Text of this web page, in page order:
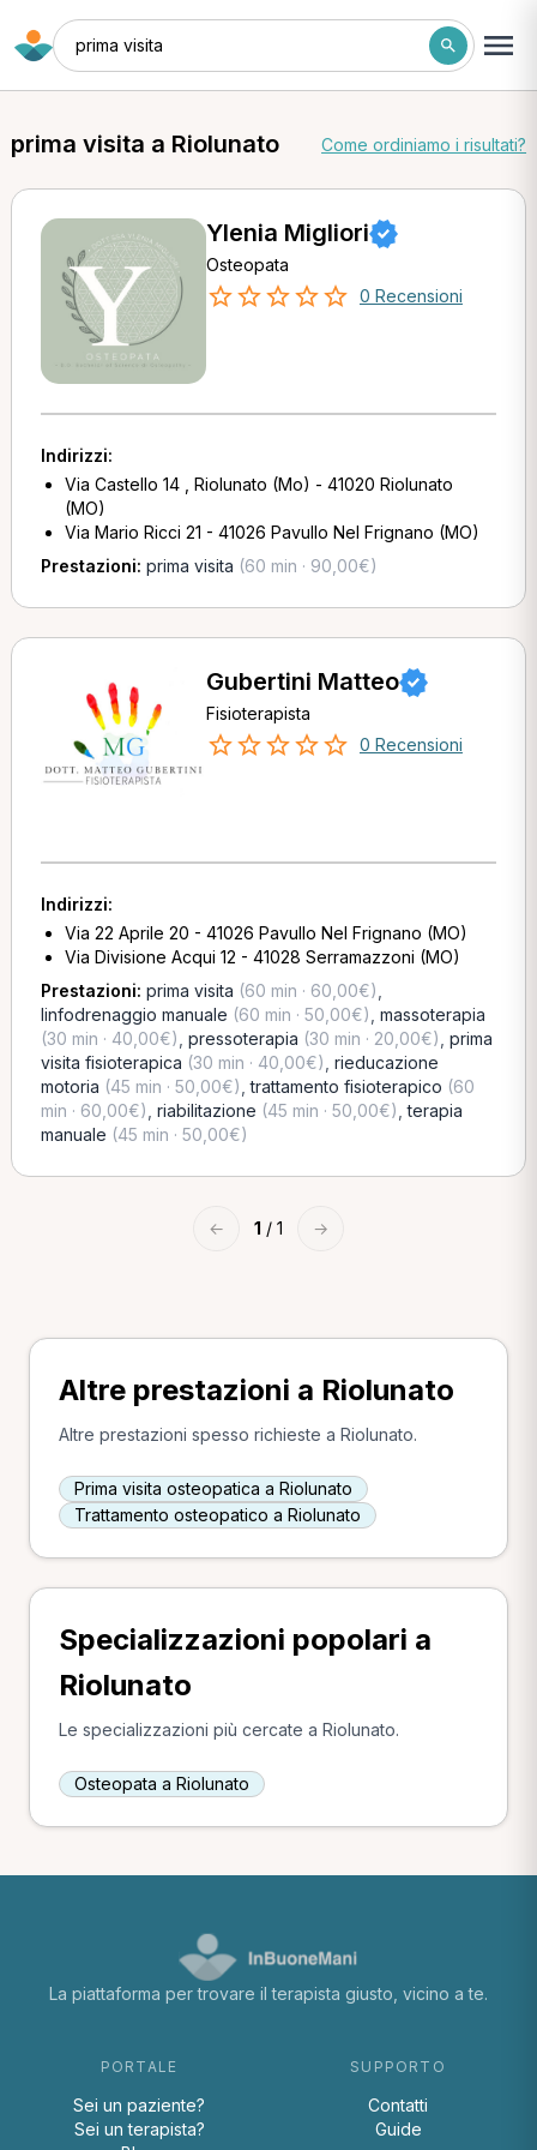
prima visita
prima visita a Riolunato Come ordiniamo i risultati?
Ylenia Migliori
Osteopata
0 Recensioni
Indirizzi:
Via Castello 14 , Riolunato (Mo) - 41020 Riolunato
(MO)
Via Mario Ricci 21 - 41026 Pavullo Nel Frignano (MO)
Prestazioni: prima visita (60 min · 90,00€)
Gubertini Matteo
Fisioterapista
0 Recensioni
Indirizzi:
Via 22 Aprile 20 - 41026 Pavullo Nel Frignano (MO)
Via Divisione Acqui 12 - 41028 Serramazzoni (MO)
Prestazioni: prima visita (60 min · 60,00€)
linfodrenaggio manuale (60 min · 50,00€) massoterapia
(30 min · 40,00€) pressoterapia (30 min · 20,00€) prima
visita fisioterapica (30 min · 40,00€) rieducazione
motoria (45 min · 50,00€) ,trattamento fisioterapico (60
min · 60,00€) riabilitazione (45 min · 50,00€) ,terapia
manuale (45 min · 50,00€)
← 1 / 1 →
Altre prestazioni a Riolunato
Altre prestazioni spesso richieste a Riolunato.
Prima visita osteopatica a Riolunato
Trattamento osteopatico a Riolunato
Specializzazioni popolari a
Riolunato
Le specializzazioni più cercate a Riolunato.
Osteopata a Riolunato
La piattaforma per trovare il terapista giusto, vicino a te.
PORTALE
Sei un paziente?
Sei un terapista?
SUPPORTO
Contatti
Guide